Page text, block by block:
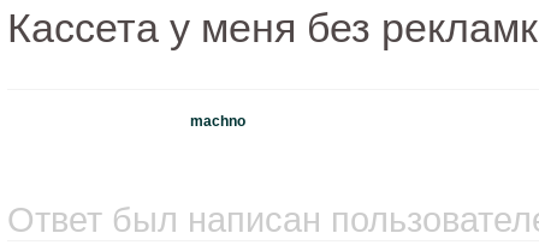
Кассета у меня без
machno
Ответ был написан